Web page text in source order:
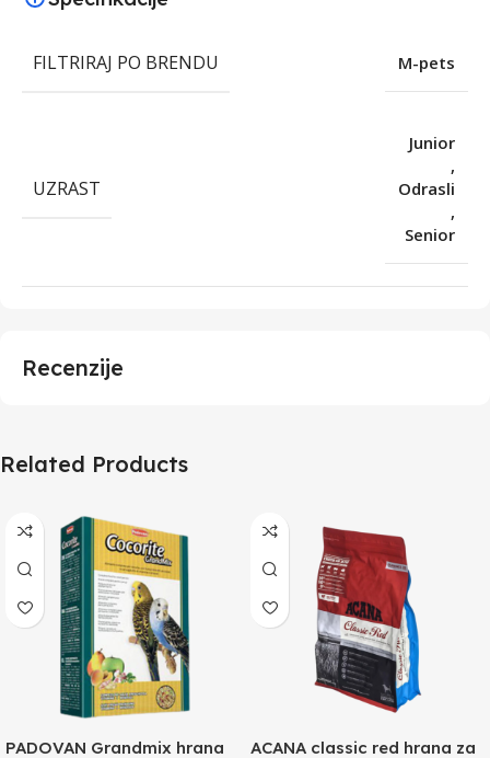
FILTRIRAJ PO BRENDU M-pets
UZRAST
Junior
,
Odrasli
,
Senior
Recenzije
Related Products
PADOVAN Grandmix hrana
ACANA classic red hrana za